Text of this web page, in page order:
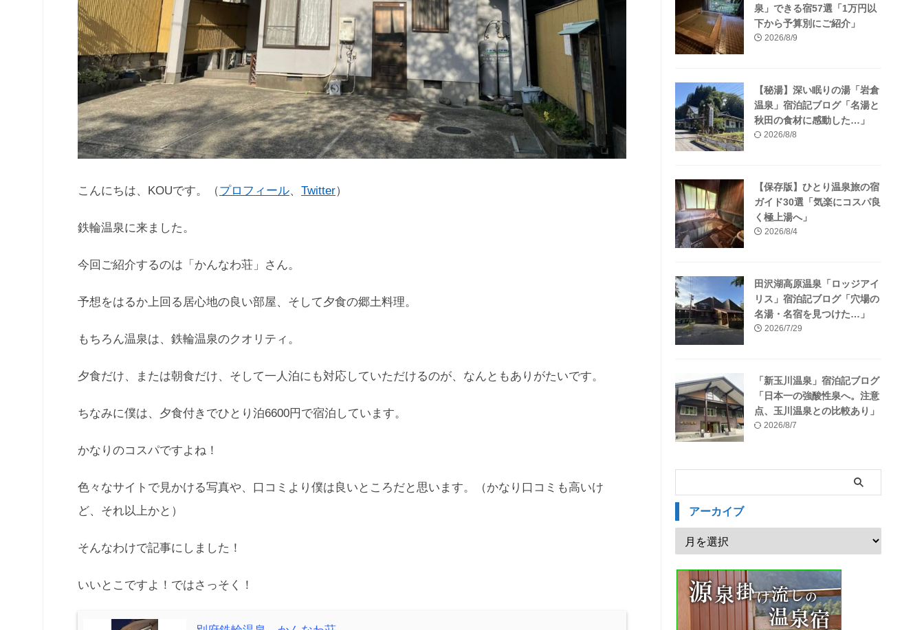
こんにちは、KOUです。（プロフィール、 Twitter）
鉄輪温泉に来ました。
今回ご紹介するのは「かんなわ荘」さん。
予想をはるか上回る居心地の良い部屋、そして夕食の郷土料理。
もちろん温泉は、鉄輪温泉のクオリティ。
夕食だけ、または朝食だけ、そして一人泊にも対応していただけるのが、なんともありがたいです。
ちなみに僕は、夕食付きでひとり泊6600円で宿泊しています。
かなりのコスパですよね！
色々なサイトで見かける写真や、口コミより僕は良いところだと思います。（かなり口コミも高いけ
ど、それ以上かと）
そんなわけで記事にしました！
いいとこですよ！ではさっそく！
泉」できる宿57選「1万円以
下から予算別にご紹介」
2026/8/9
【秘湯】深い眠りの湯「岩倉
温泉」宿泊記ブログ「名湯と
秋田の食材に感動した…」
2026/8/8
【保存版】ひとり温泉旅の宿
ガイド30選「気楽にコスパ良
く極上湯へ」
2026/8/4
田沢湖高原温泉「ロッジアイ
リス」宿泊記ブログ「穴場の
名湯・名宿を見つけた…」
2026/7/29
「新玉川温泉」宿泊記ブログ
「日本一の強酸性泉へ。注意
点、玉川温泉との比較あり」
2026/8/7
アーカイブ